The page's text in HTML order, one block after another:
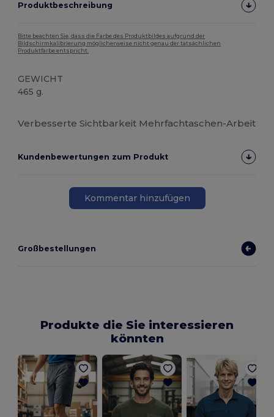
Produktbeschreibung
Bitte beachten Sie, dass die Farbe des Produktbildes aufgrund der
Bildschirmkalibrierung möglicherweise nicht genau der tatsächlichen
Produktfarbe entspricht.
GEWICHT
465 g.
Verbesserte Sichtbarkeit Mehrfachtaschen-Arbeit
Kundenbewertungen zum Produkt
Kommentar hinzufügen
Großbestellungen
Produkte die Sie interessieren
könnten